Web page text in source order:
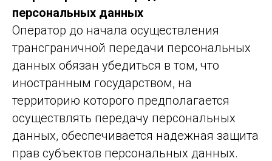
персональных данных
Оператор до начала осуществления
трансграничной передачи персональных
данных обязан убедиться в том, что
иностранным государством, на
территорию которого предполагается
осуществлять передачу персональных
данных, обеспечивается надежная защита
прав субъектов персональных данных.